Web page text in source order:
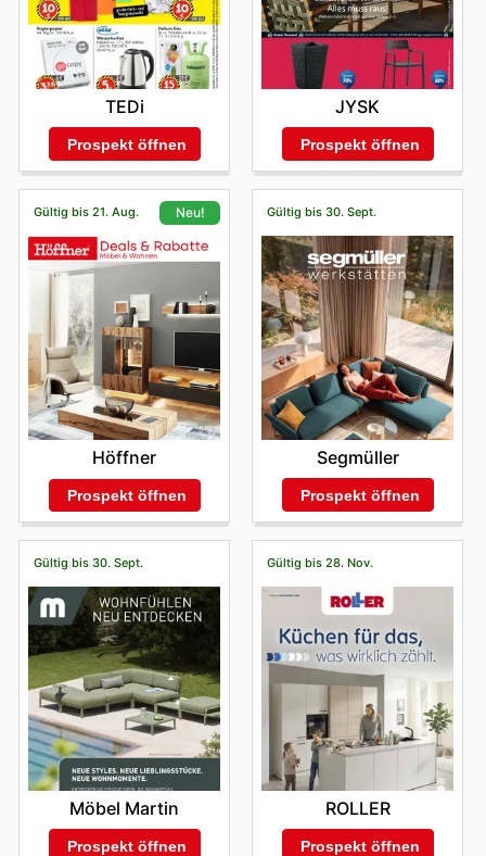
TEDi
Prospekt öffnen
JYSK
Prospekt öffnen
Gültig bis 21. Aug. Neu!
Höffner
Prospekt öffnen
Gültig bis 30. Sept.
Segmüller
Prospekt öffnen
Gültig bis 30. Sept.
Möbel Martin
Prospekt öffnen
Gültig bis 28. Nov.
ROLLER
Prospekt öffnen